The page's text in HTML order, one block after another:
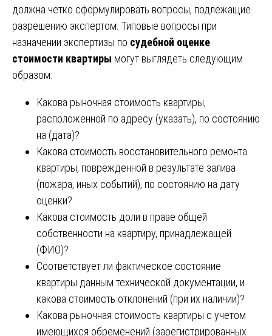
должна четко сформулировать вопросы, подлежащие
разрешению экспертом. Типовые вопросы при
назначении экспертизы по судебной оценке
стоимости квартиры могут выглядеть следующим
образом:
Какова рыночная стоимость квартиры,
расположенной по адресу (указать), по состоянию
на (дата)?
Какова стоимость восстановительного ремонта
квартиры, поврежденной в результате залива
(пожара, иных событий), по состоянию на дату
оценки?
Какова стоимость доли в праве общей
собственности на квартиру, принадлежащей
(ФИО)?
Соответствует ли фактическое состояние
квартиры данным технической документации, и
какова стоимость отклонений (при их наличии)?
Какова рыночная стоимость квартиры с учетом
имеющихся обременений (зарегистрированных